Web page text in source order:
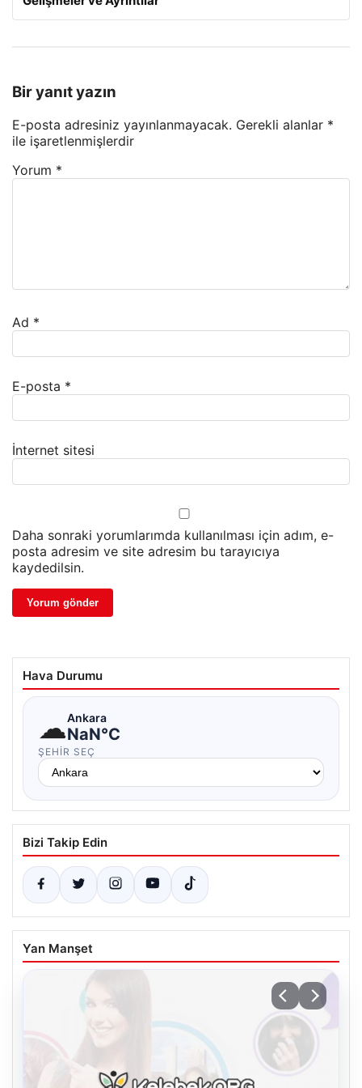
Bir yanıt yazın
E-posta adresiniz yayınlanmayacak. Gerekli alanlar *
ile işaretlenmişlerdir
Yorum *
Ad *
E-posta *
İnternet sitesi
Daha sonraki yorumlarımda kullanılması için adım, e-
posta adresim ve site adresim bu tarayıcıya
kaydedilsin.
Hava Durumu
☁Ankara
NaN°C
ŞEHIR SEÇ
Bizi Takip Edin
Yan Manşet